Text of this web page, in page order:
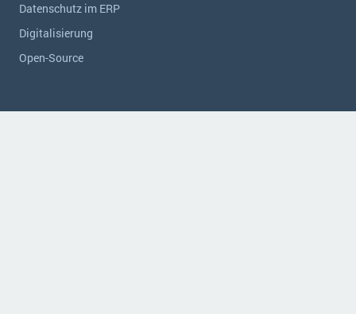
Datenschutz im ERP
Digitalisierung
Open-Source